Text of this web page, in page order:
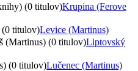
(0 titulov)Krupina (Ferove
(0 titulov)Levice (Martinus)
(Martinus) (0 titulov)Liptovský
(0 titulov)Lučenec (Martinus)